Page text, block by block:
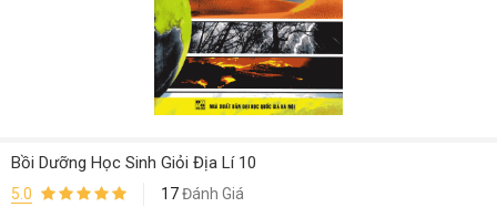
Bồi Dưỡng Học Sinh Giỏi Địa Lí 10
5.0 17Đánh Giá